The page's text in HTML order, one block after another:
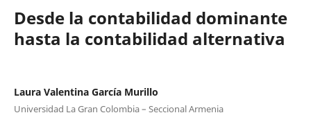
Desde la contabilidad dominante
hasta la contabilidad alternativa
Laura Valentina García Murillo
Universidad La Gran Colombia – Seccional Armenia